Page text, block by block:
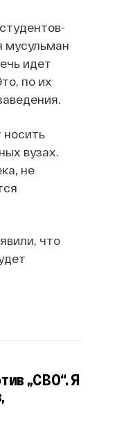
мусульман
идет
по их
носить
вузах.
не
что
„СВО“. Я